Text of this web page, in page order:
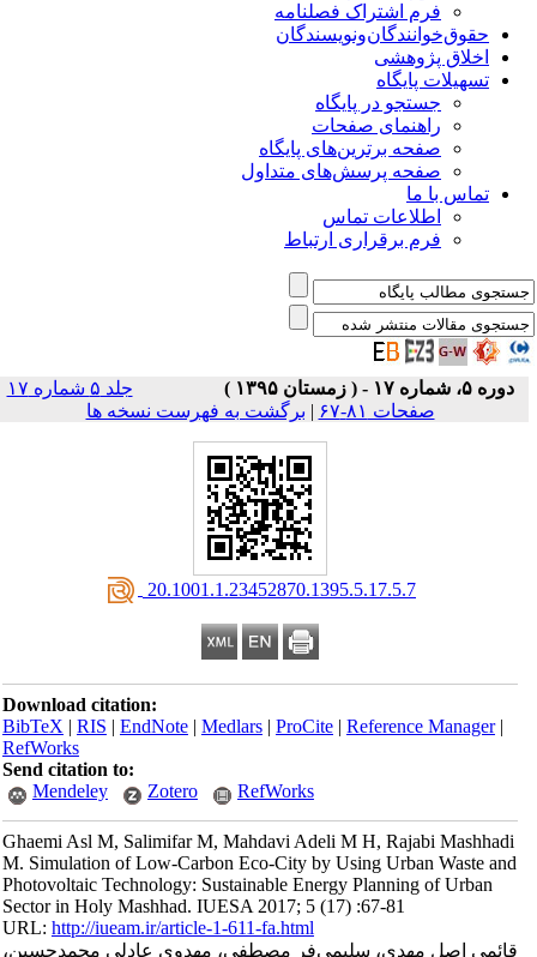
فرم اشتراک فصلنامه
حقوق‌خوانندگان‌و‌نویسندگان
اخلاق پژوهشی
تسهیلات پایگاه
جستجو در پایگاه
راهنمای صفحات
صفحه برترین‌های پایگاه
صفحه پرسش‌های متداول
تماس با ما
اطلاعات تماس
فرم برقراری ارتباط
دوره ۵، شماره ۱۷ - ( زمستان ۱۳۹۵ )
جلد ۵ شماره ۱۷
صفحات ۸۱-۶۷
| برگشت به فهرست نسخه ها
‎ 20.1001.1.23452870.1395.5.17.5.7
Download citation:
BibTeX|RIS|EndNote|Medlars|ProCite|Reference Manager
RefWorks
Send citation to:
Mendeley
Zotero RefWorks
Ghaemi Asl M, Salimifar M, Mahdavi Adeli M H, Rajabi Mashhadi
M. Simulation of Low-Carbon Eco-City by Using Urban Waste and
Photovoltaic Technology: Sustainable Energy Planning of Urban
Sector in Holy Mashhad. IUESA 2017; 5 (17) :67-81
URL:http://iueam.ir/article-1-611-fa.html
قائمی اصل مهدی، سلیمی‌فر مصطفی، مهدوی عادلی محمدحسین،